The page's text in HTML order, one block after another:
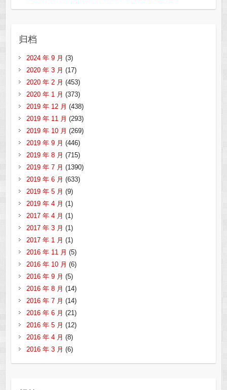
归档
2024 年 9 月 (3)
2020 年 3 月 (17)
2020 年 2 月 (453)
2020 年 1 月 (373)
2019 年 12 月 (438)
2019 年 11 月 (293)
2019 年 10 月 (269)
2019 年 9 月 (446)
2019 年 8 月 (715)
2019 年 7 月 (1390)
2019 年 6 月 (633)
2019 年 5 月 (9)
2019 年 4 月 (1)
2017 年 4 月 (1)
2017 年 3 月 (1)
2017 年 1 月 (1)
2016 年 11 月 (5)
2016 年 10 月 (6)
2016 年 9 月 (5)
2016 年 8 月 (14)
2016 年 7 月 (14)
2016 年 6 月 (21)
2016 年 5 月 (12)
2016 年 4 月 (8)
2016 年 3 月 (6)